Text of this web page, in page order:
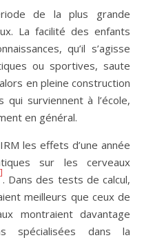
de la plus grande
La facilité des enfants
qu’il s’agisse
ou sportives, saute
en pleine construction
surviennent à l’école,
en général.
les effets d’une année
sur les cerveaux
. Dans des tests de calcul,
meilleurs que ceux de
montraient davantage
spécialisées dans la